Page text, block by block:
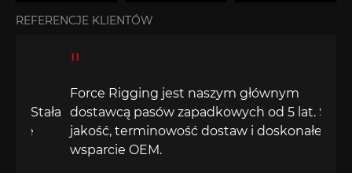
REFERENCJE KLIENTÓW
Force Rigging jest naszym głównym
dostawcą pasów zapadkowych od 5 lat. Stała
jakość, terminowość dostaw i doskonałe
wsparcie OEM.